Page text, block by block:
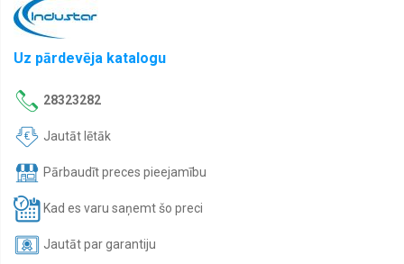
Uz pārdevēja katalogu
28323282
Jautāt lētāk
Pārbaudīt preces pieejamību
Kad es varu saņemt šo preci
Jautāt par garantiju